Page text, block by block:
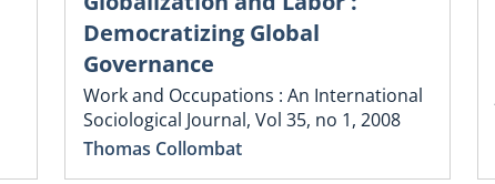
Democratizing Global
Governance
Work and Occupations : An International
Sociological Journal, Vol 35, no 1, 2008
Thomas Collombat